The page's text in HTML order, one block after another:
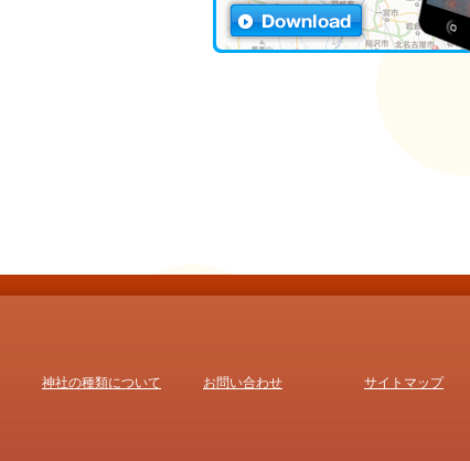
神社の種類について お問い合わせ サイトマップ